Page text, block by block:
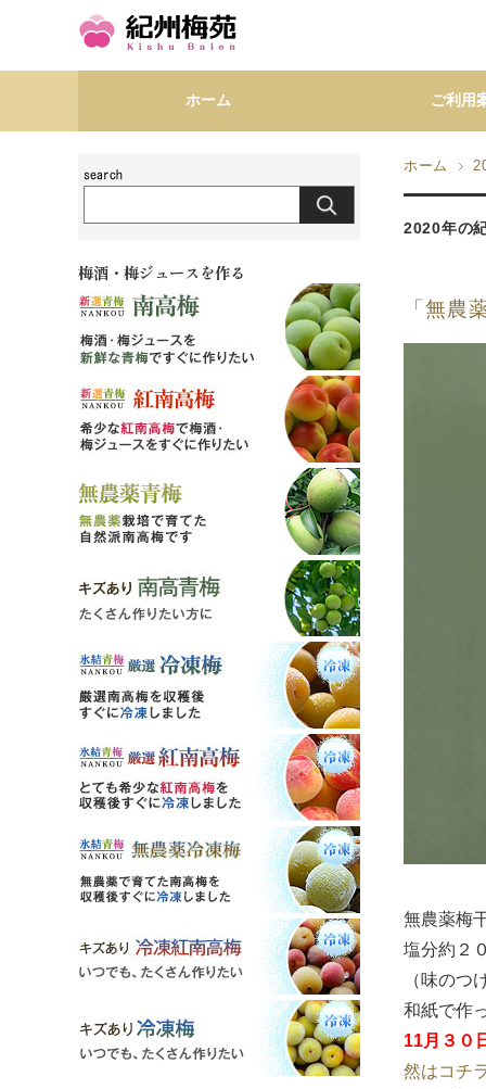
ホーム ご利用
ホーム
2020年の
「無
無農薬
塩分約２
（味のつ
和紙で作
11月３０
然はコチ
梅酒・梅ジュースを作る